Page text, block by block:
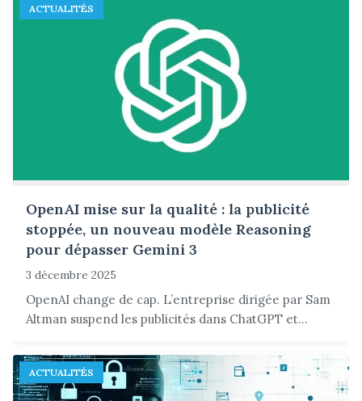
ACTUALITÉS
OpenAI mise sur la qualité : la publicité
stoppée, un nouveau modèle Reasoning
pour dépasser Gemini 3
3 décembre 2025
OpenAI change de cap. L’entreprise dirigée par Sam
Altman suspend les publicités dans ChatGPT et...
ACTUALITÉS